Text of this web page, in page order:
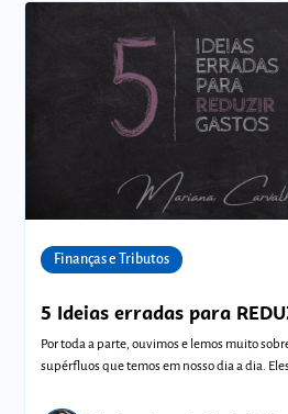
Finanças e Tributos
5 Ideias erradas para
Por toda a parte, ouvimos e lemos muito
supérfluos que temos em nosso dia a dia.